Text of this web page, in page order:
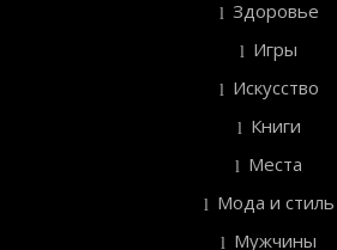
Здоровье
Игры
Искусство
Книги
Места
Мода и стиль
Мужчины